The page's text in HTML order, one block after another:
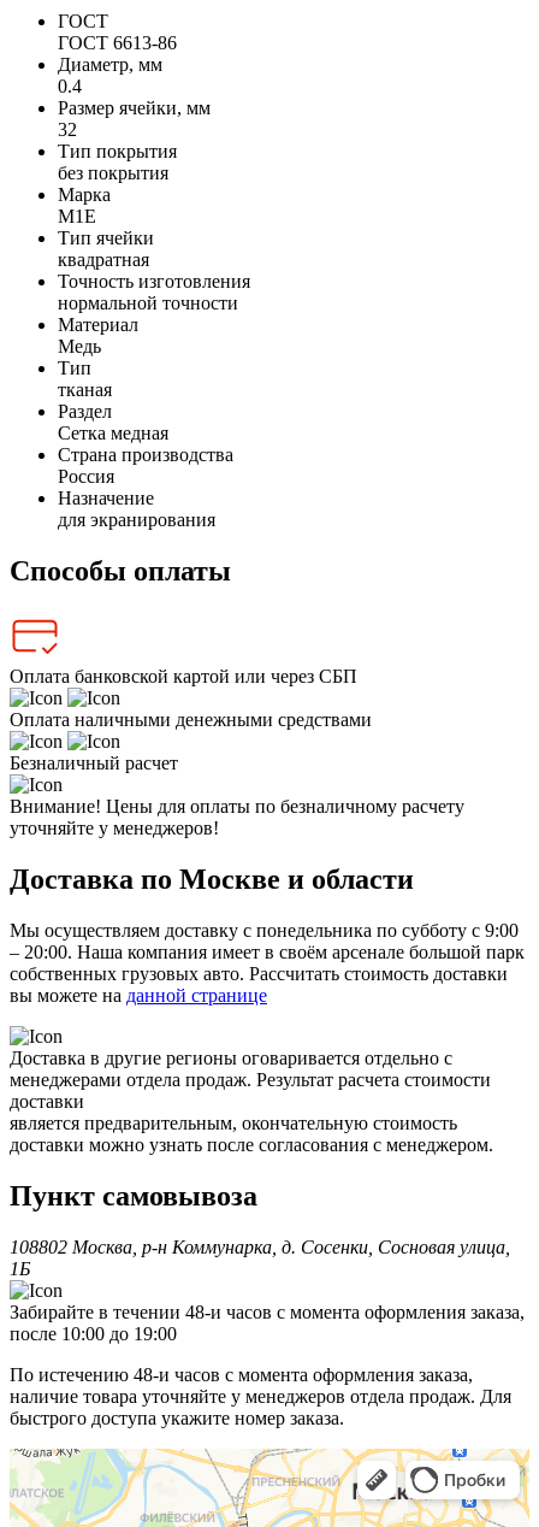
ГОСТ
ГОСТ 6613-86
Диаметр, мм
0.4
Размер ячейки, мм
32
Тип покрытия
без покрытия
Марка
М1Е
Тип ячейки
квадратная
Точность изготовления
нормальной точности
Материал
Медь
Тип
тканая
Раздел
Сетка медная
Страна производства
Россия
Назначение
для экранирования
Способы оплаты
Оплата банковской картой или через СБП
Оплата наличными денежными средствами
Безналичный расчет
Внимание! Цены для оплаты по безналичному расчету
уточняйте у менеджеров!
Доставка по Москве и области
Мы осуществляем доставку с понедельника по субботу с 9:00
– 20:00. Наша компания имеет в своём арсенале большой парк
собственных грузовых авто. Рассчитать стоимость доставки
вы можете на данной странице
Доставка в другие регионы оговаривается отдельно с
менеджерами отдела продаж. Результат расчета стоимости
доставки
является предварительным, окончательную стоимость
доставки можно узнать после согласования с менеджером.
Пункт самовывоза
108802 Москва, р-н Коммунарка, д. Сосенки, Сосновая улица,
1Б
Забирайте в течении 48-и часов с момента оформления заказа,
после 10:00 до 19:00
По истечению 48-и часов с момента оформления заказа,
наличие товара уточняйте у менеджеров отдела продаж. Для
быстрого доступа укажите номер заказа.